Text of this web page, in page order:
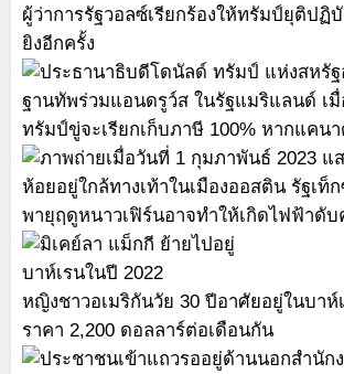
ผู้ว่าการรัฐวอลซ์เรียกร้องให้ทรัมป์ยุติป
ยิงอีกครั้ง
ทรัมป์ขู่จะเรียกเก็บภาษี 100% หากแคน
พายุฤดูหนาวเฟิร์นอาจทำให้เกิดไฟฟ้าดั
หญิงชาวอเมริกันวัย 30 ปีอาศัยอยู่ในบา
ราคา 2,200 ดอลลาร์ต่อเดือนกัน